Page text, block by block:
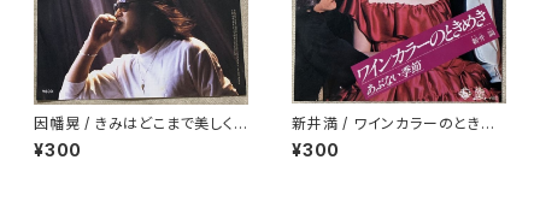
因幡晃 / きみはどこまで美しく
なるのか
¥300
新井満 / ワインカラーのときめ
き
¥300